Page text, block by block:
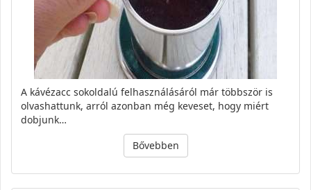
A kávézacc sokoldalú felhasználásáról már többször is
olvashattunk, arról azonban még keveset, hogy miért
dobjunk…
Bővebben